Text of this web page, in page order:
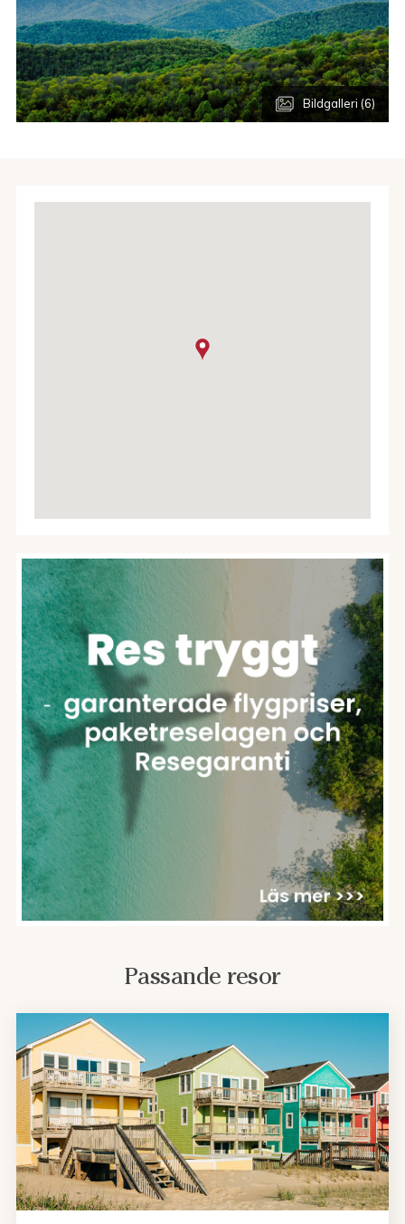
Bildgalleri (6)
Passande resor